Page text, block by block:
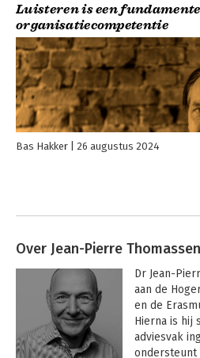
Luisteren is een
organisatiecompetentie
Bas Hakker 26 augustus 2024
Over Jean-Pierre Thomassen
Dr Jean-
aan de
en de
Hierna is hij
adviesvak
ondersteunt